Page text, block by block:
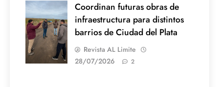
Coordinan futuras obras de
infraestructura para distintos
barrios de Ciudad del Plata
Revista AL Limite
28/07/2026
2